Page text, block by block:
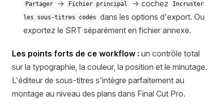
Partager → Fichier principal → cochez
Incruster
les sous-titres codés
dans les options d'export. Ou
exportez le SRT séparément en fichier annexe.
Les points forts de ce workflow : un contrôle total
sur la typographie, la couleur, la position et le minutage.
L'éditeur de sous-titres s'intègre parfaitement au
montage au niveau des plans dans Final Cut Pro.